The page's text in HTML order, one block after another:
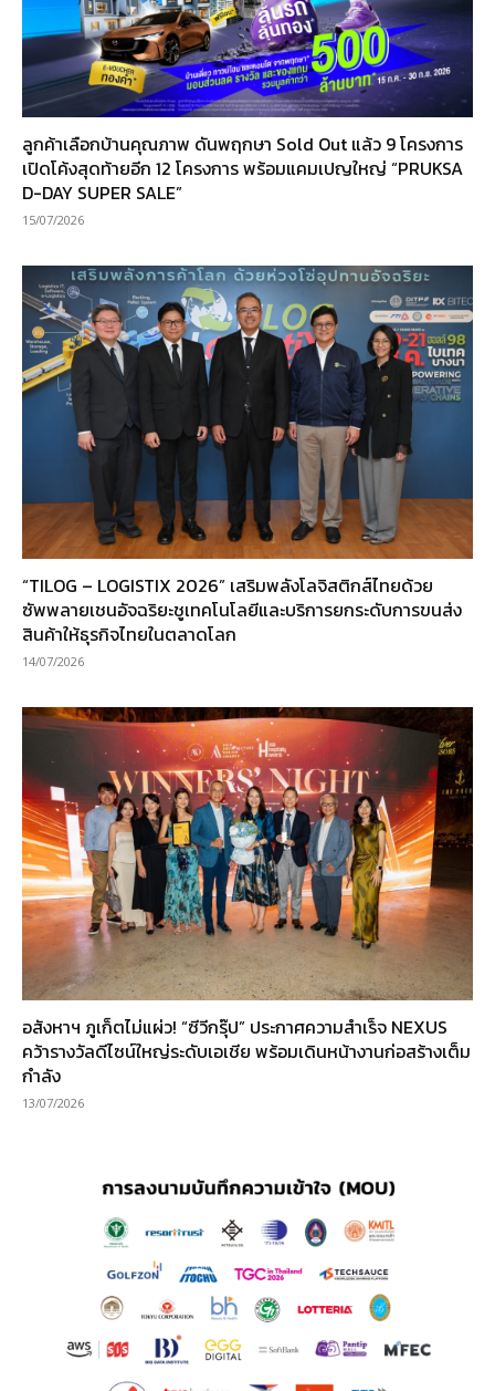
ลูกค้าเลือกบ้านคุณภาพ ดันพฤกษา Sold Out แล้ว 9 โครงการ
เปิดโค้งสุดท้ายอีก 12 โครงการ พร้อมแคมเปญใหญ่ “PRUKSA
D-DAY SUPER SALE”
15/07/2026
“TILOG – LOGISTIX 2026” เสริมพลังโลจิสติกส์ไทยด้วย
ซัพพลายเชนอัจฉริยะชูเทคโนโลยีและบริการยกระดับการขนส่ง
สินค้าให้ธุรกิจไทยในตลาดโลก
14/07/2026
อสังหาฯ ภูเก็ตไม่แผ่ว! “ซีวีกรุ๊ป” ประกาศความสำเร็จ NEXUS
คว้ารางวัลดีไซน์ใหญ่ระดับเอเชีย พร้อมเดินหน้างานก่อสร้างเต็ม
กำลัง
13/07/2026